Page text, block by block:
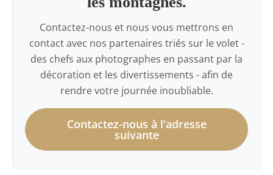
Contactez-nous et nous vous mettrons en
contact avec nos partenaires triés sur le volet -
des chefs aux photographes en passant par la
décoration et les divertissements - afin de
rendre votre journée inoubliable.
Contactez-nous à l'adresse
suivante